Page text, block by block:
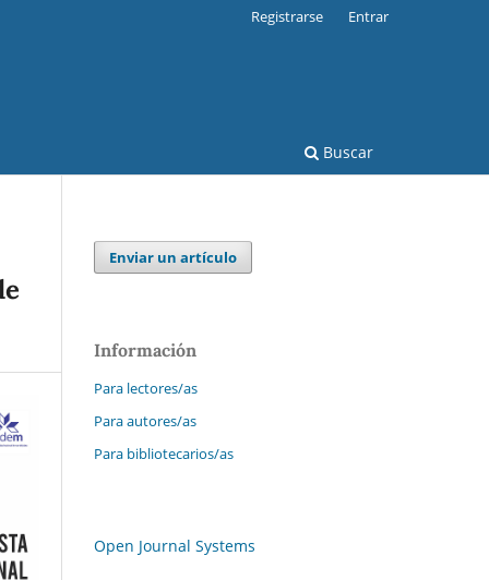
Buscar
Registrarse Entrar
Enviar un artículo
Información
Para lectores/as
Para autores/as
Para bibliotecarios/as
Open Journal Systems